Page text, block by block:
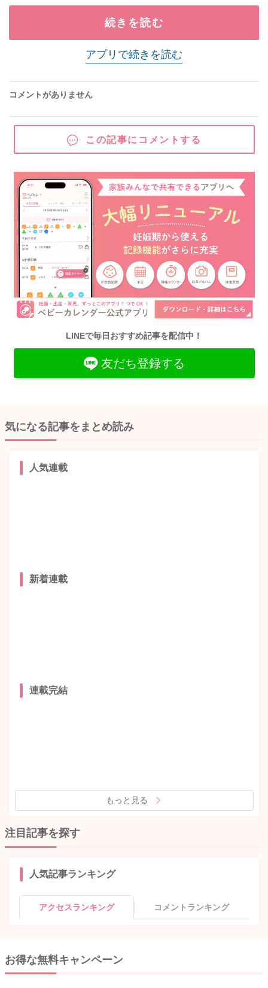
続きを読む
アプリで続きを読む
コメントがありません
この記事にコメントする
LINEで毎日おすすめ記事を配信中！
友だち登録する
気になる記事をまとめ読み
人気連載
新着連載
連載完結
もっと見る
注目記事を探す
人気記事ランキング
アクセスランキング コメントランキング
お得な無料キャンペーン